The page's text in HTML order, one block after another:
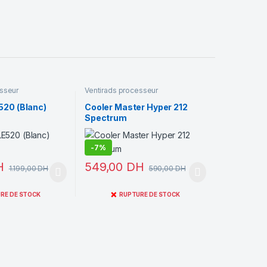
(Blanc)
1.199,00DH
DE STOCK
Ventirads processeur
Cooler Master Hyper 212
Spectrum
-7%
549,00 DH 590,00DH
❌ RUPTURE DE STOCK